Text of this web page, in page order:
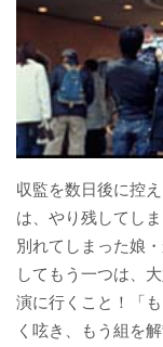
収監を数日後に控
は、やり残してし
別れてしまった娘
してもう一つは、
演に行くこと！「
く呟き、もう組を